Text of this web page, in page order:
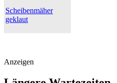
Scheibenmäher
geklaut
Anzeigen